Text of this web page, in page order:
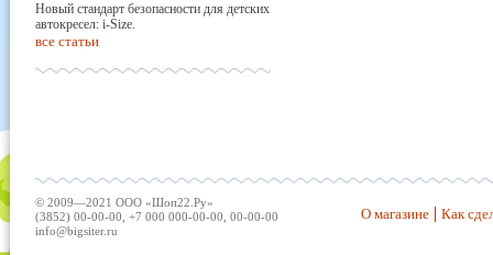
Новый стандарт безопасности для детских
автокресел: i-Size.
все статьи
© 2009—2021 ООО «Шоп22.Ру»
(3852) 00-00-00, +7 000 000-00-00, 00-00-00
info@bigsiter.ru
О магазине Как